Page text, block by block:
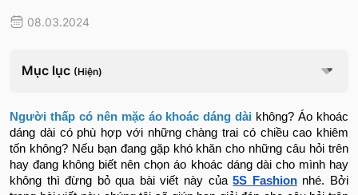
08.03.2024
Mục lục (Hiện)
Người thấp có nên mặc áo khoác dáng dài không? Áo khoác
dáng dài có phù hợp với những chàng trai có chiều cao khiêm
tốn không? Nếu bạn đang gặp khó khăn cho những câu hỏi trên
hay đang không biết nên chọn áo khoác dáng dài cho mình hay
không thì đừng bỏ qua bài viết này của5S Fashionnhé. Bởi